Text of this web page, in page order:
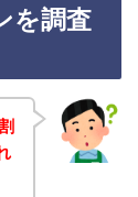
を調査